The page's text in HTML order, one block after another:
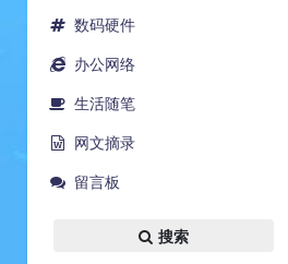
数码硬件
办公网络
生活随笔
网文摘录
留言板
搜索